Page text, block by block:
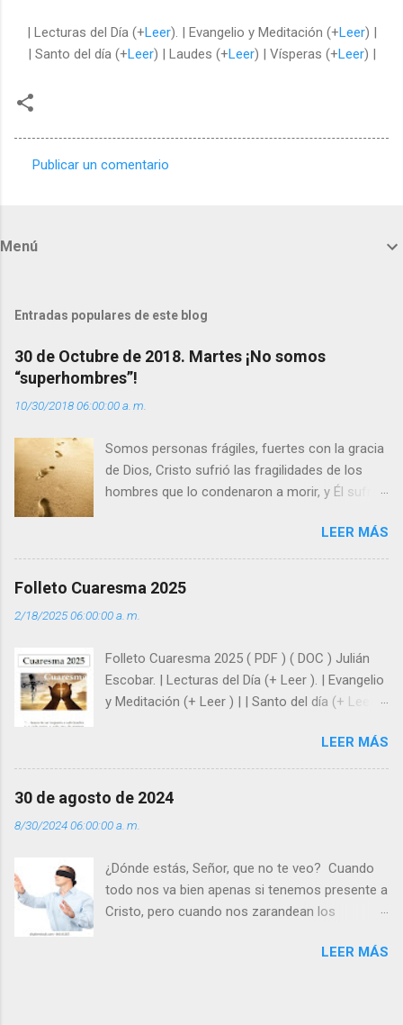
| Lecturas del Día (+Leer). | Evangelio y Meditación (+Leer) |
| Santo del día (+Leer) | Laudes (+Leer) | Vísperas (+Leer) |
t
r
i
o
s
Publicar un comentario
Menú
Entradas populares de este blog
30 de Octubre de 2018. Martes ¡No somos
“superhombres”!
10/30/2018 06:00:00 a. m.
Somos personas frágiles, fuertes con la gracia
de Dios, Cristo sufrió las fragilidades de los
hombres que lo condenaron a morir, y Él sufrió
enseña Jesucristo? Que, si seguimos sus
huellas, sin ser superhombres, podemos
afrontar las adversidades con la fuerza y la luz
siempre está pendiente de nosotros. Amar es
y protegidos por nosotros. “ Señor, soy un
árbol sin frutos, pero tú me das la savia para
que al menos mis ramas y hojas den sombra
super hombre? - ¿Superas tu fragilidad con la
gracia de Dios? Julián Escobar. | Lecturas del
Día (+ Leer ). | Evangelio y Meditación (+ Leer ) |
LEER MÁS
Folleto Cuaresma 2025
2/18/2025 06:00:00 a. m.
Folleto Cuaresma 2025 ( PDF ) ( DOC ) Julián
Escobar. | Lecturas del Día (+ Leer ). | Evangelio
y Meditación (+ Leer ) | | Santo del día (+ Leer )
LEER MÁS
30 de agosto de 2024
8/30/2024 06:00:00 a. m.
¿Dónde estás, Señor, que no te veo? Cuando
todo nos va bien apenas si tenemos presente a
Cristo, pero cuando nos zarandean los
“¿Dónde estás, Señor, que no te veo, que me
LEER MÁS